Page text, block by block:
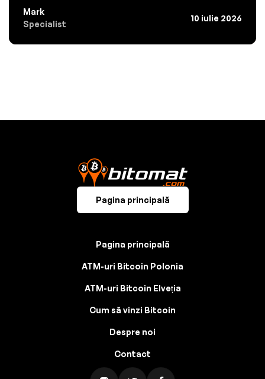
Mark
Specialist
10 iulie 2026
Pagina principală
Pagina principală
ATM-uri Bitcoin Polonia
ATM-uri Bitcoin Elveția
Cum să vinzi Bitcoin
Despre noi
Contact